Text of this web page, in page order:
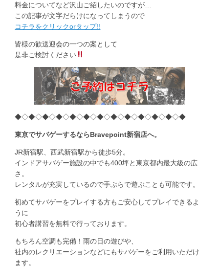
料金についてなど沢山ご紹したいのですが…
この記事が文字だらけになってしまうので
コチラをクリックorタップ!!
皆様の歓送迎会の一つの案として
是非ご検討ください
◆◇◆◇◆◇◆◇◆◇◆◇◆◇◆◇◆◇◆◇◆◇◆◇◆
東京でサバゲーするならBravepoint新宿店へ。
JR新宿駅、西武新宿駅から徒歩5分。
インドアサバゲー施設の中でも400坪と東京都内最大級の広
さ。
レンタルが充実しているので手ぶらで遊ぶことも可能です。
初めてサバゲーをプレイする方もご安心してプレイできるよ
うに
初心者講習を無料で行っております。
もちろん空調も完備！雨の日の遊びや、
社内のレクリエーションなどにもサバゲーをご利用いただけ
ます。